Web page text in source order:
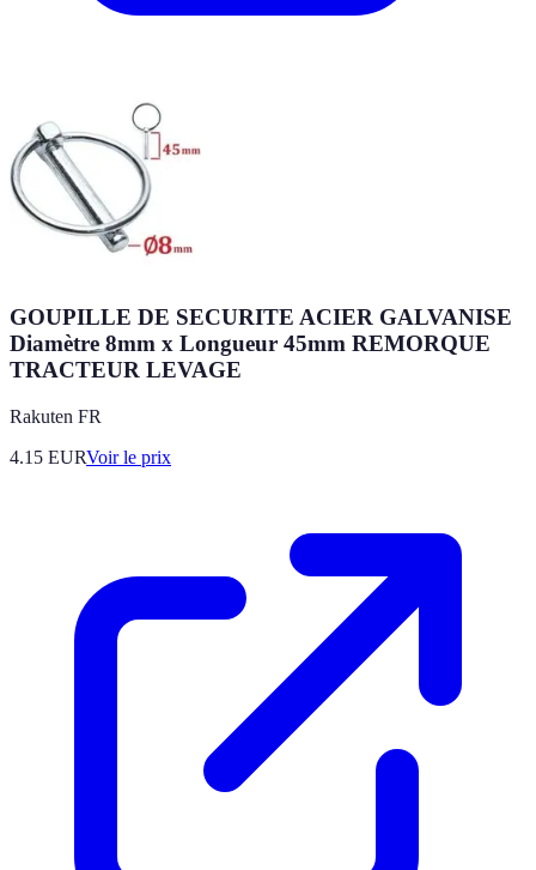
GOUPILLE DE SECURITE ACIER GALVANISE
Diamètre 8mm x Longueur 45mm REMORQUE
TRACTEUR LEVAGE
Rakuten FR
4.15 EURVoir le prix